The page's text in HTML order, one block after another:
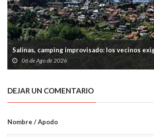
Salinas, camping improvisado: los vecinos
06 de Ago de 2026
DEJAR UN COMENTARIO
Nombre / Apodo